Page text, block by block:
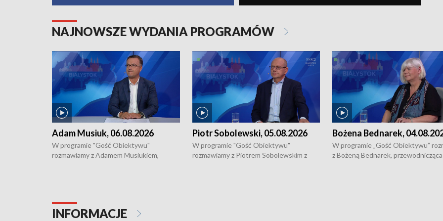
NAJNOWSZE WYDANIA PROGRAMÓW
Adam Musiuk, 06.08.2026
W programie "Gość Obiektywu"
rozmawiamy z Adamem Musiukiem,
Piotr Sobolewski, 05.08.2026
W programie "Gość Obiektywu"
rozmawiamy z Piotrem Sobolewskim z
Bożena Bednarek,
W programie „Gość Obiektywu”
z Bożeną Bednarek, przewodnicząca
INFORMACJE